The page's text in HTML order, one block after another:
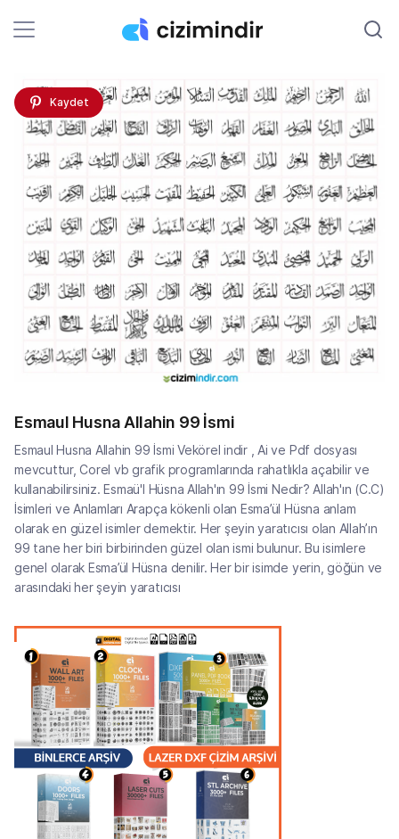
Kaydet
Esmaul Husna Allahin 99 İsmi
Esmaul Husna Allahin 99 İsmi Vekörel indir , Ai ve Pdf dosyası
mevcuttur, Corel vb grafik programlarında rahatlıkla açabilir ve
kullanabilirsiniz. Esmaü'l Hüsna Allah'ın 99 İsmi Nedir? Allah'ın (C.C)
İsimleri ve Anlamları Arapça kökenli olan Esma’ül Hüsna anlam
olarak en güzel isimler demektir. Her şeyin yaratıcısı olan Allah’ın
99 tane her biri birbirinden güzel olan ismi bulunur. Bu isimlere
genel olarak Esma’ül Hüsna denilir. Her bir isimde yerin, göğün ve
arasındaki her şeyin yaratıcısı